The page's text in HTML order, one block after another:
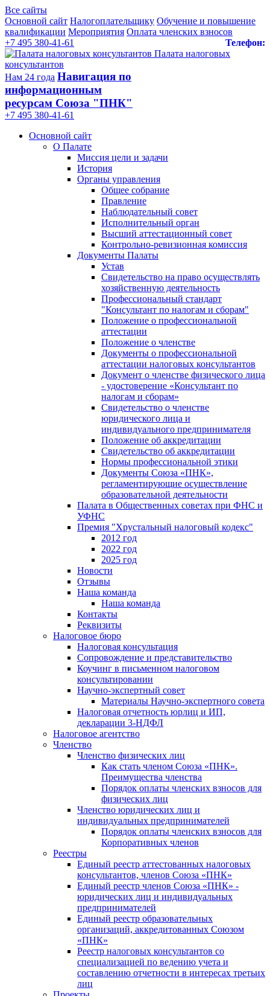
Все сайты
Основной сайт Налогоплательщику Обучение и повышение
квалификации Мероприятия Оплата членских взносов
Телефон:
+7 495 380-41-61
Палата налоговых
консультантов
Нам 24 года Навигация по
информационным
ресурсам Союза "ПНК"
+7 495 380‑41‑61
Основной сайт
О Палате
Миссия цели и задачи
История
Органы управления
Общее собрание
Правление
Наблюдательный совет
Исполнительный орган
Высший аттестационный совет
Контрольно-ревизионная комиссия
Документы Палаты
Устав
Свидетельство на право осуществлять
хозяйственную деятельность
Профессиональный стандарт
"Консультант по налогам и сборам"
Положение о профессиональной
аттестации
Положение о членстве
Документы о профессиональной
аттестации налоговых консультантов
Документ о членстве физического лица
- удостоверение «Консультант по
налогам и сборам»
Свидетельство о членстве
юридического лица и
индивидуального предпринимателя
Положение об аккредитации
Свидетельство об аккредитации
Нормы профессиональной этики
Документы Союза «ПНК»,
регламентирующие осуществление
образовательной деятельности
Палата в Общественных советах при ФНС и
УФНС
Премия "Хрустальный налоговый кодекс"
2012 год
2022 год
2025 год
Новости
Отзывы
Наша команда
Наша команда
Контакты
Реквизиты
Налоговое бюро
Налоговая консультация
Cопровождение и представительство
Коучинг в письменном налоговом
консультировании
Научно-экспертный совет
Материалы Научно-экспертного совета
Налоговая отчетность юрлиц и ИП,
декларации 3-НДФЛ
Налоговое агентство
Членство
Членство физических лиц
Как стать членом Союза «ПНК».
Преимущества членства
Порядок оплаты членских взносов для
физических лиц
Членство юридических лиц и
индивидуальных предпринимателей
Порядок оплаты членских взносов для
Корпоративных членов
Реестры
Единый реестр аттестованных налоговых
консультантов, членов Союза «ПНК»
Единый реестр членов Союза «ПНК» -
юридических лиц и индивидуальных
предпринимателей
Единый реестр образовательных
организаций, аккредитованных Союзом
«ПНК»
Реестр налоговых консультантов со
специализацией по ведению учета и
составлению отчетности в интересах третьих
лиц